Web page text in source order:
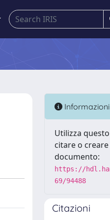
Informazioni
Utilizza
citare o
documento:
https://
69/94488
Citazioni